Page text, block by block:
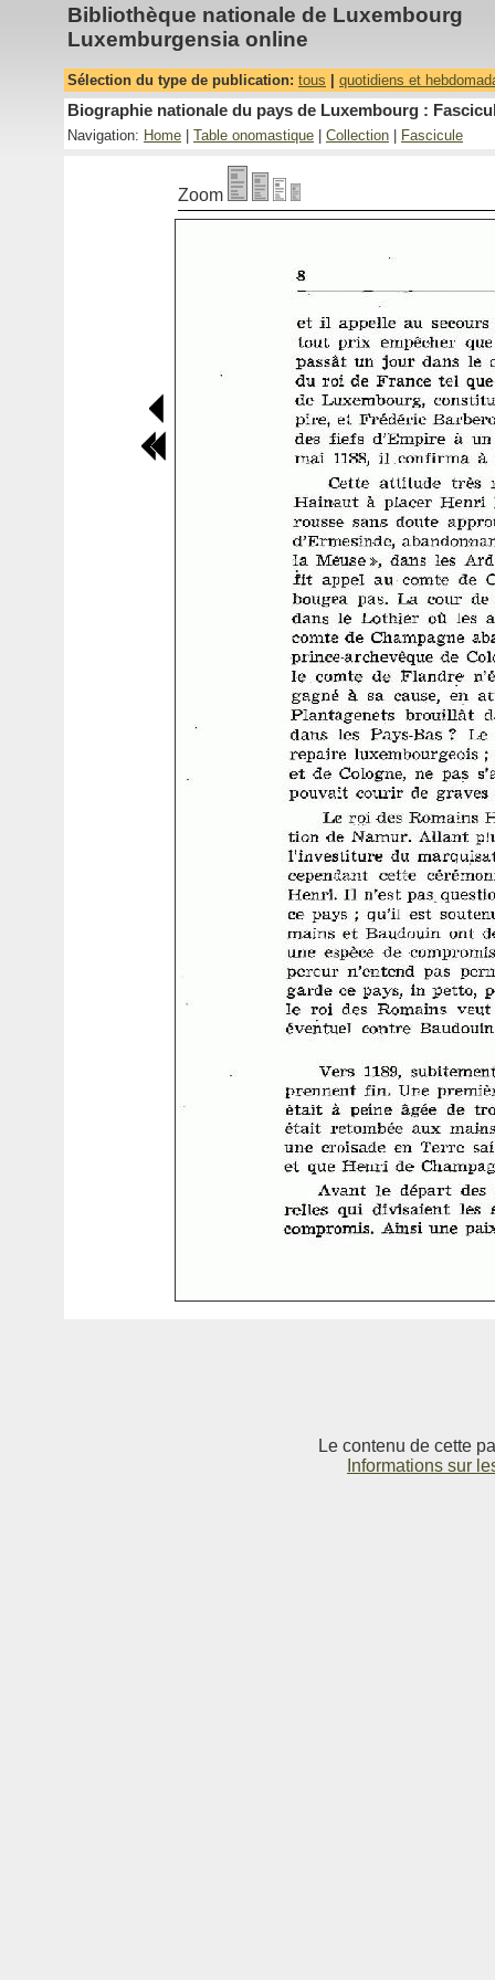
Bibliothèque nationale de Luxembourg
Luxemburgensia online
Sélection du type de publication: tous quotidiens et
Biographie nationale du pays de Luxembourg :
Navigation: Home Table onomastique Collection Fascicule
Zoom
Le contenu de cette
Informations sur